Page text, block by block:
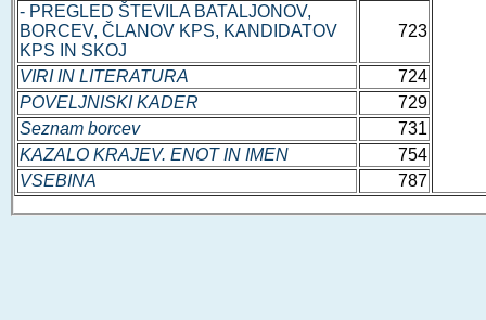
- PREGLED ŠTEVILA BATALJONOV,
BORCEV, ČLANOV KPS, KANDIDATOV
KPS IN SKOJ
723
VIRI IN LITERATURA
724
POVELJNISKI KADER
729
Seznam borcev
731
KAZALO KRAJEV. ENOT IN IMEN
754
VSEBINA
787